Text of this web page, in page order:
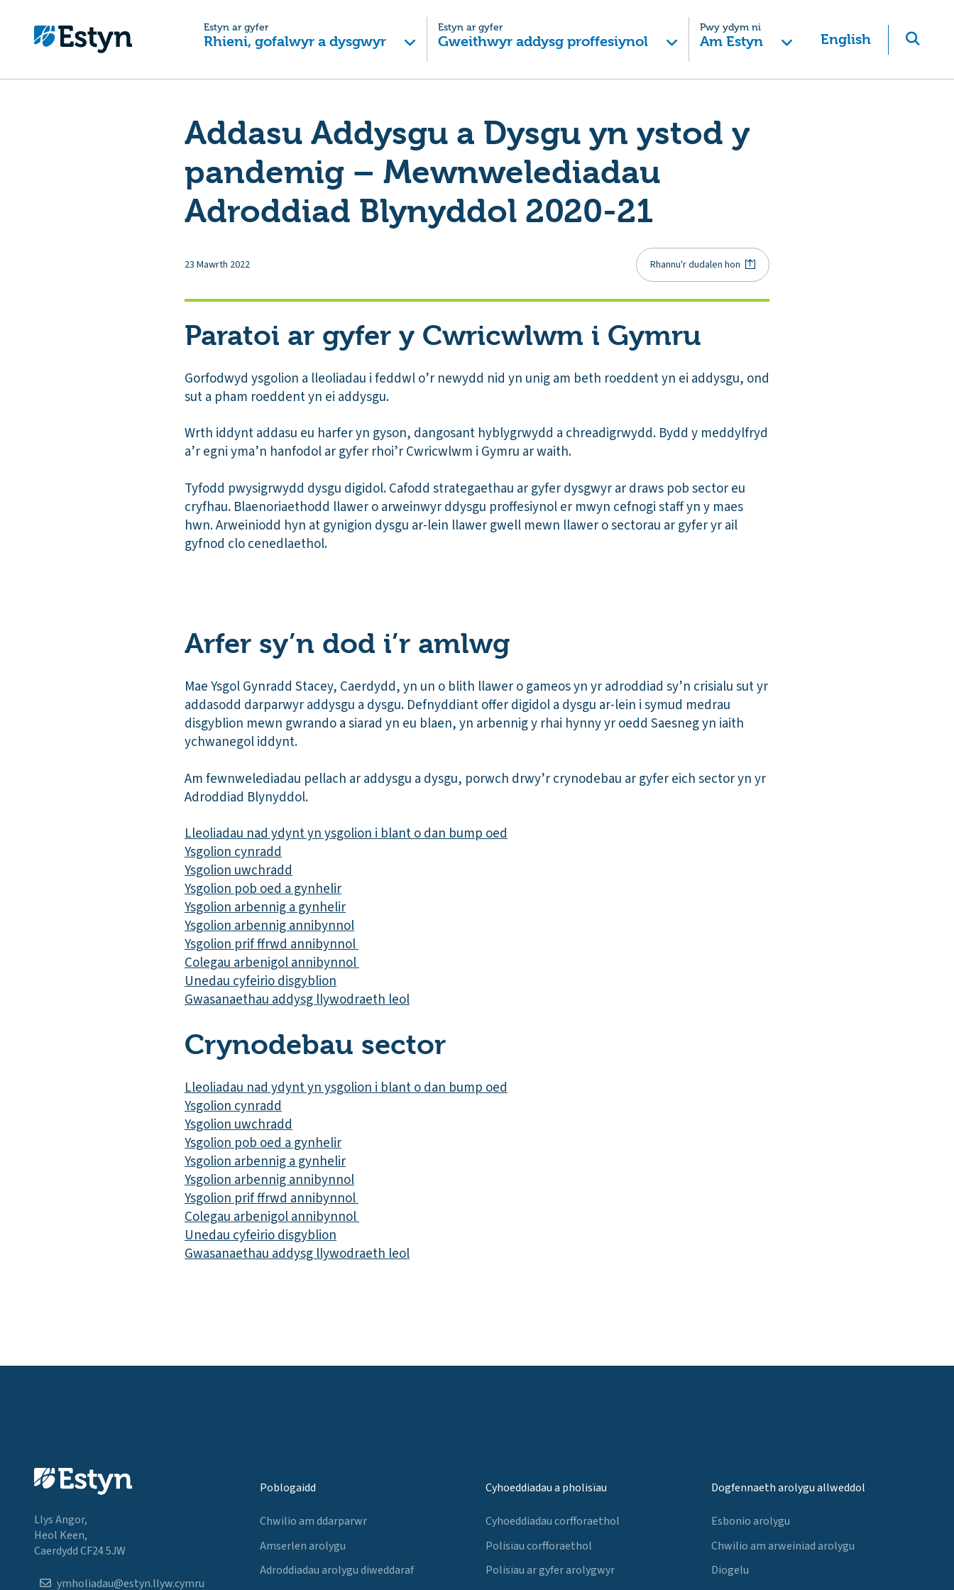
Estyn ar gyfer
Rhieni, gofalwyr a dysgwyr
Estyn ar gyfer
Gweithwyr addysg proffesiynol
Pwy ydym ni
Am Estyn English
Addasu Addysgu a Dysgu yn ystod y
pandemig – Mewnwelediadau
Adroddiad Blynyddol 2020-21
23 Mawrth 2022 Rhannu'r dudalen hon
Paratoi ar gyfer y Cwricwlwm i Gymru
Gorfodwyd ysgolion a lleoliadau i feddwl o’r newydd nid yn unig am beth roeddent yn ei addysgu, ond
sut a pham roeddent yn ei addysgu.
Wrth iddynt addasu eu harfer yn gyson, dangosant hyblygrwydd a chreadigrwydd. Bydd y meddylfryd
a’r egni yma’n hanfodol ar gyfer rhoi’r Cwricwlwm i Gymru ar waith.
Tyfodd pwysigrwydd dysgu digidol. Cafodd strategaethau ar gyfer dysgwyr ar draws pob sector eu
cryfhau. Blaenoriaethodd llawer o arweinwyr ddysgu proffesiynol er mwyn cefnogi staff yn y maes
hwn. Arweiniodd hyn at gynigion dysgu ar-lein llawer gwell mewn llawer o sectorau ar gyfer yr ail
gyfnod clo cenedlaethol.
Arfer sy’n dod i’r amlwg
Mae Ysgol Gynradd Stacey, Caerdydd, yn un o blith llawer o gameos yn yr adroddiad sy’n crisialu sut yr
addasodd darparwyr addysgu a dysgu. Defnyddiant offer digidol a dysgu ar-lein i symud medrau
disgyblion mewn gwrando a siarad yn eu blaen, yn arbennig y rhai hynny yr oedd Saesneg yn iaith
ychwanegol iddynt.
Am fewnwelediadau pellach ar addysgu a dysgu, porwch drwy’r crynodebau ar gyfer eich sector yn yr
Adroddiad Blynyddol.
Lleoliadau nad ydynt yn ysgolion i blant o dan bump oed
Ysgolion cynradd
Ysgolion uwchradd
Ysgolion pob oed a gynhelir
Ysgolion arbennig a gynhelir
Ysgolion arbennig annibynnol
Ysgolion prif ffrwd annibynnol
Colegau arbenigol annibynnol
Unedau cyfeirio disgyblion
Gwasanaethau addysg llywodraeth leol
Crynodebau sector
Lleoliadau nad ydynt yn ysgolion i blant o dan bump oed
Ysgolion cynradd
Ysgolion uwchradd
Ysgolion pob oed a gynhelir
Ysgolion arbennig a gynhelir
Ysgolion arbennig annibynnol
Ysgolion prif ffrwd annibynnol
Colegau arbenigol annibynnol
Unedau cyfeirio disgyblion
Gwasanaethau addysg llywodraeth leol
Llys Angor,
Heol Keen,
Caerdydd CF24 5JW
ymholiadau@estyn.llyw.cymru
Poblogaidd
Chwilio am ddarparwr
Amserlen arolygu
Adroddiadau arolygu diweddaraf
Cyhoeddiadau a pholisïau
Cyhoeddiadau corfforaethol
Polisïau corfforaethol
Polisïau ar gyfer arolygwyr
Dogfennaeth arolygu allweddol
Esbonio arolygu
Chwilio am arweiniad arolygu
Diogelu